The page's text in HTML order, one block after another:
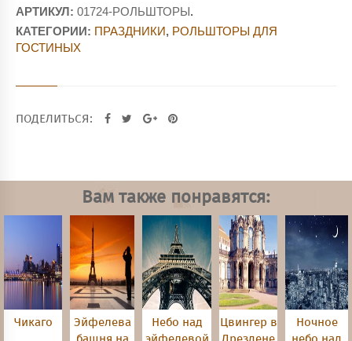
АРТИКУЛ: 01724-РОЛЬШТОРЫ.
КАТЕГОРИИ: ПРАЗДНИКИ, РОЛЬШТОРЫ ДЛЯ
ГОСТИНЫХ
ПОДЕЛИТЬСЯ:
Вам также понравятся:
Чикаго
Эйфелева
Небо над
Цвингер в
Ночное